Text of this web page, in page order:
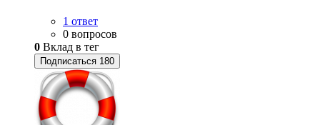
1 ответ
0 вопросов
0 Вклад в тег
Подписаться 180